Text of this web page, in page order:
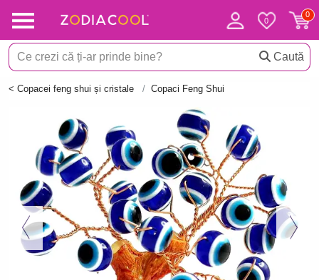
Caută
< Copacei feng shui și cristale Copaci Feng Shui